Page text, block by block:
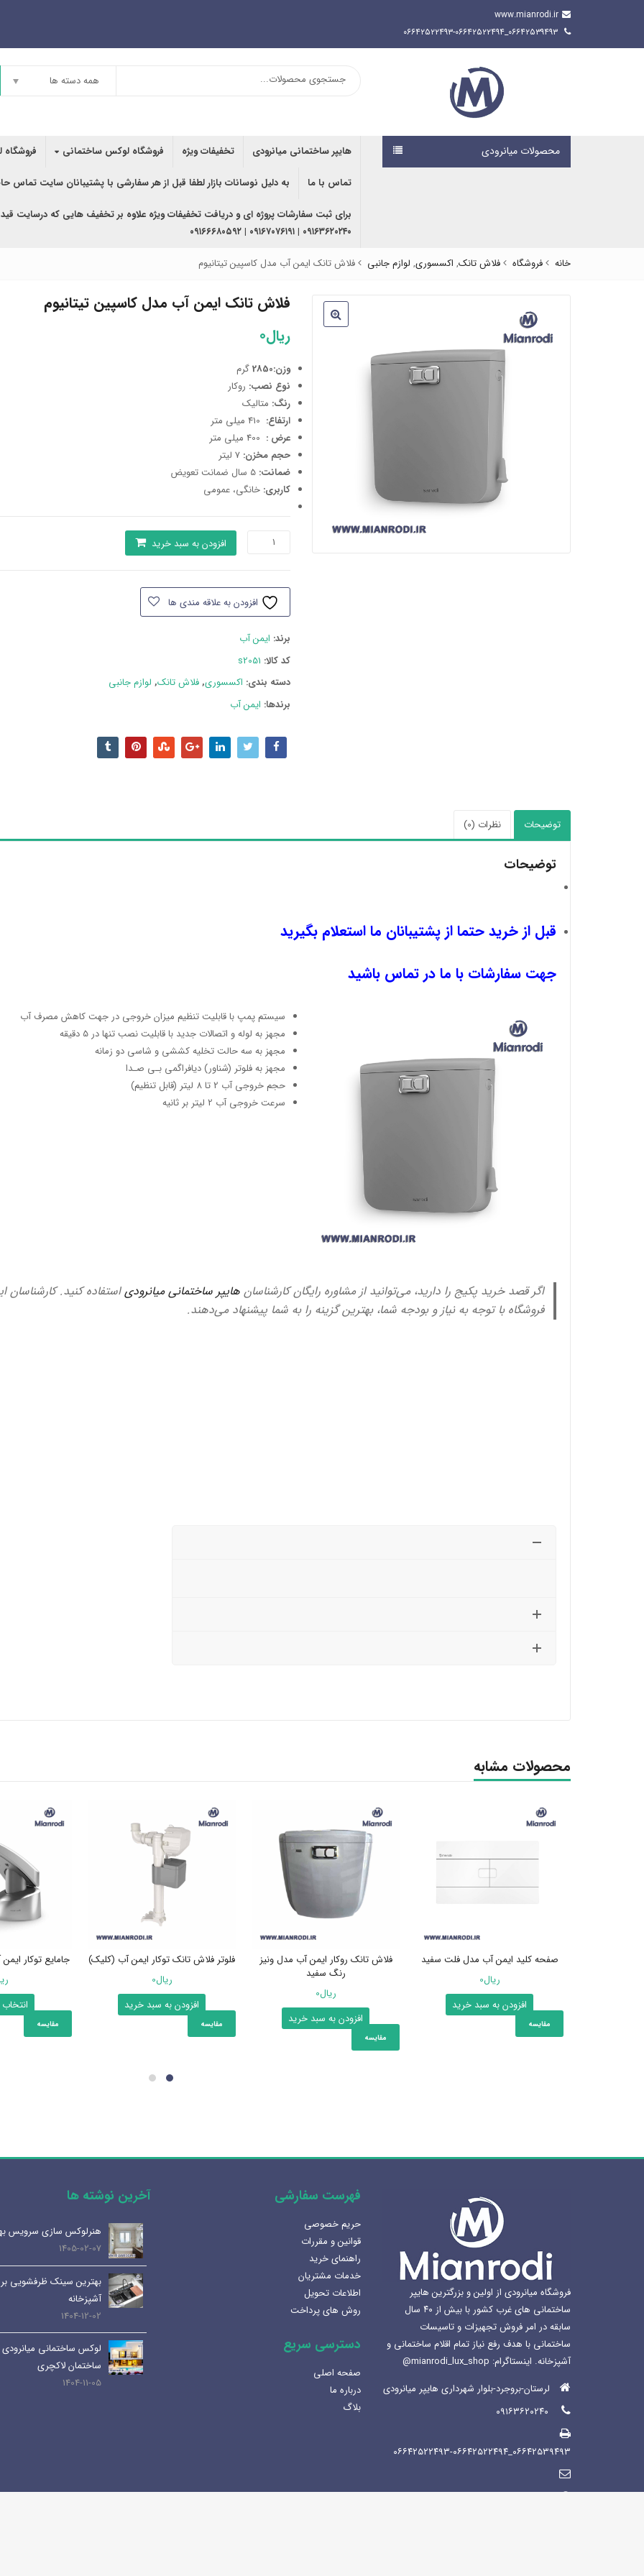
www.mianrodi.ir
همه دسته ها
محصولات میانرودی هایپر ساختمانی میانرودی تخفیفات ویژه فروشگاه لوکس ساختمانی فروشگاه
تماس با ما به دلیل نوسانات بازار لطفا قبل از هر سفارشی با پشتیبانان سایت تماس
برای ثبت سفارشات پروژه ای و دریافت تخفیفات ویژه علاوه بر تخفیف هایی که درسایت
۰۹۱۶۳۶۲۰۲۴۰ | ۰۹۱۶۷۰۷۶۱۹۱ | ۰۹۱۶۶۶۸۰۵۹۲
خانه فروشگاه فلاش تانک, اکسسوری, لوازم جانبی فلاش تانک ایمن آب مدل کاسپین تیتانیوم
فلاش تانک ایمن آب مدل کاسپین تیتانیوم
ریال0
وزن:2850
گرم
نوع نصب: روکار
رنگ: متالیک
ارتفاع: 410 میلی متر
عرض : 400 میلی متر
حجم مخزن: 7 لیتر
ضمانت: 5 سال ضمانت تعویض
کاربری: خانگی، عمومی
فلاش
آب
مدل
تیتانیوم
عدد
افزودن به سبد خرید
افزودن به علاقه مندی ها
برند: ایمن آب
کد کالا: s2051
دسته بند‌ی: اکسسوری,فلاش تانک, لوازم جانبی
برندها: ایمن آب
توضیحات نظرات (0)
توضیحات
قبل از خرید حتما از پشتیبانان ما استعلام بگیرید
جهت سفارشات با ما در تماس باشید
سیستم پمپ با قابلیت تنظیم میزان خروجی در جهت کاهش مصرف آب
مجهز به لوله و اتصالات جدید با قابلیت نصب تنها در 5 دقیقه
مجهز به سه حالت تخلیه کششی و شاسی دو زمانه
مجهز به فلوتر (شناور) دیافراگمی بـی صـدا
حجم خروجی آب 2 تا 8 لیتر (قابل تنظیم)
سرعت خروجی آب 2 لیتر بر ثانیه
اگر قصد خرید پکیج را دارید، می‌توانید از مشاوره رایگان کارشناسان هایپر ساختمانی میانرودیاستفاده کنید. کارشناسان
فروشگاه با توجه به نیاز و بودجه شما، بهترین گزینه را به شما پیشنهاد می‌دهند.
محصولات مشابه
صفحه کلید ایمن آب مدل فلت سفید
ریال0
افزودن به سبد خرید
مقایسه
فلاش تانک روکار ایمن آب مدل ونیز
رنگ سفید
ریال0
افزودن به سبد خرید
مقایسه
فلوتر فلاش تانک توکار ایمن آب (کلیک)
ریال0
افزودن به سبد خرید
مقایسه
جامایع توکار
مقایسه
فروشگاه میانرودی از اولین و بزرگترین هایپر
ساختمانی های غرب کشور با بیش از ۴۰ سال
سابقه در امر فروش تجهیزات و تاسیسات
ساختمانی با هدف رفع نیاز تمام اقلام ساختمانی و
آشپزخانه. اینستاگرام: mianrodi_lux_shop@
لرستان-بروجرد-بلوار شهرداری هایپر میانرودی
۰۶۶۴۲۵۳۹۴۹۳_۰۶۶۴۲۵۲۲۴۹۳-۰۶۶۴۲۵۲۲۴۹۴
فهرست سفارشی
حریم خصوصی
قوانین و مقررات
راهنمای خرید
خدمات مشتریان
اطلاعات تحویل
روش های پرداخت
دسترسی سریع
صفحه اصلی
درباره ما
بلاگ
آخرین نوشته ها
هنرلوکس سازی سرویس بهداشتی
1405-02-07
بهترین سینک ظرفشویی برای
آشپزخانه
1404-12-02
لوکس ساختمانی میانرودی و
ساختمان لاکچری
1404-11-05
هنرلوکس سازی سرویس
1405-02-07
بهترین سینک ظرفشویی
آشپزخانه
1404-12-02
لوکس ساختمانی
ساختمان لاکچری
1404-11-05